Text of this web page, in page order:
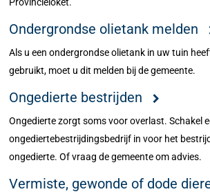
Ondergrondse olietank melden
Als u een ondergrondse olietank in uw tuin
gebruikt, moet u dit melden bij de gemeente.
Ongedierte bestrijden
Ongedierte zorgt soms voor overlast. Schakel
ongediertebestrijdingsbedrijf in voor het
ongedierte. Of vraag de gemeente om advies.
Vermiste, gewonde of dode